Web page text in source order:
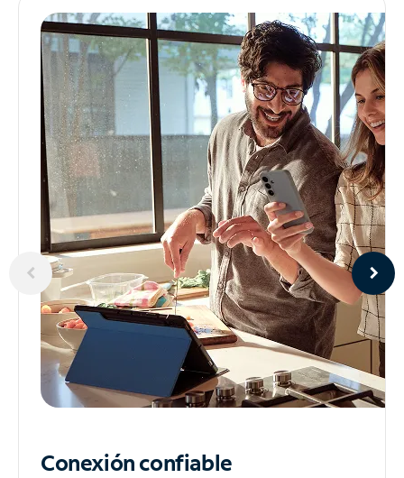
Conexión confiable